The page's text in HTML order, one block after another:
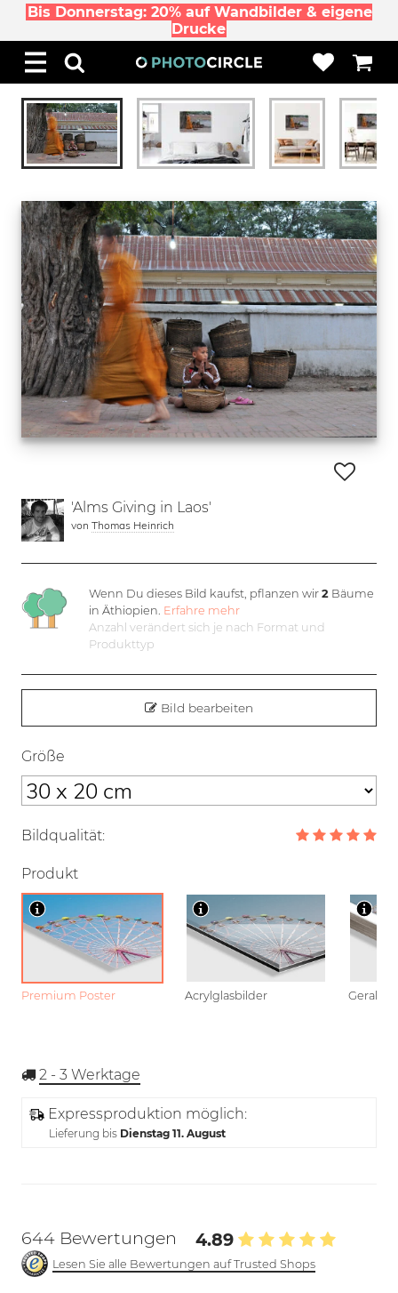
Bis Donnerstag: 20% auf Wandbilder & eigene
Drucke
'Alms Giving in Laos'
von Thomas Heinrich
Wenn Du dieses Bild kaufst, pflanzen wir2 Bäume
in Äthiopien. Erfahre mehr
Anzahl verändert sich je nach Format und
Produkttyp
Bild bearbeiten
Größe
Bildqualität:
Produkt
Premium Poster Acrylglasbilder
2 - 3 Werktage
Expressproduktion möglich:
Lieferung bis Dienstag 11. August
644 Bewertungen 4.89
Lesen Sie alle Bewertungen auf Trusted Shops